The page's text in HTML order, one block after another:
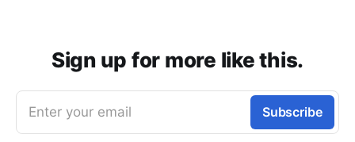
Sign up for more like this.
Enter your email Subscribe